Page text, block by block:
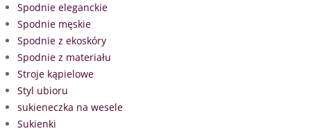
Spodnie eleganckie
Spodnie męskie
Spodnie z ekoskóry
Spodnie z materiału
Stroje kąpielowe
Styl ubioru
sukieneczka na wesele
Sukienki